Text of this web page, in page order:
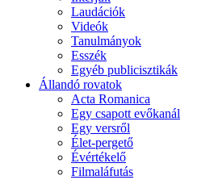
Laudációk
Videók
Tanulmányok
Esszék
Egyéb publicisztikák
Állandó rovatok
Acta Romanica
Egy csapott evőkanál
Egy versről
Élet-pergető
Évértékelő
Filmaláfutás